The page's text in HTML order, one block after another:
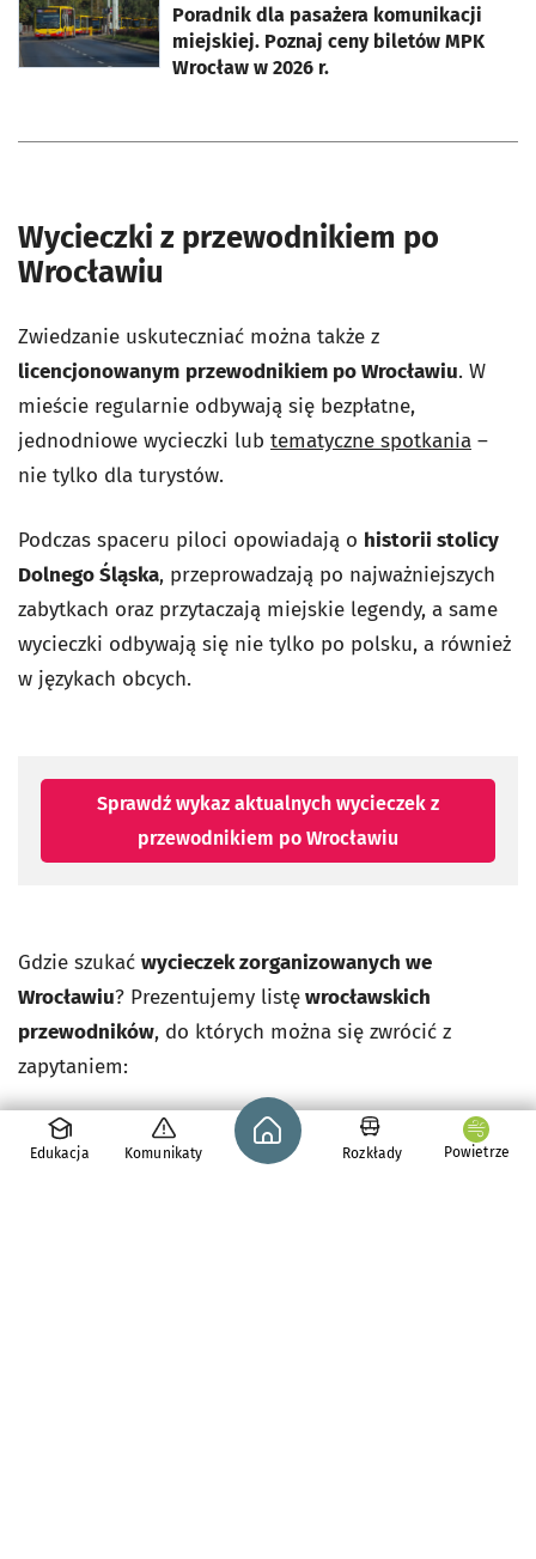
Poradnik dla pasażera komunikacji
miejskiej. Poznaj ceny biletów MPK
Wrocław w 2026 r.
Wycieczki z przewodnikiem po
Wrocławiu
Zwiedzanie uskuteczniać można także z
licencjonowanym przewodnikiem po Wrocławiu. W
mieście regularnie odbywają się bezpłatne,
jednodniowe wycieczki lub tematyczne spotkania –
nie tylko dla turystów.
Podczas spaceru piloci opowiadają o historii stolicy
Dolnego Śląska, przeprowadzają po najważniejszych
zabytkach oraz przytaczają miejskie legendy, a same
wycieczki odbywają się nie tylko po polsku, a również
w językach obcych.
Sprawdź wykaz aktualnych wycieczek z
przewodnikiem po Wrocławiu
Gdzie szukać wycieczek zorganizowanych we
Wrocławiu? Prezentujemy listęwrocławskich
przewodników, do których można się zwrócić z
zapytaniem:
ADALBERTUS Wojciech Zalewski
Aktywni przewodnicy – Stowarzyszenie TUITAM
Edukacja Komunikaty
Strona główna - wroclaw.pl
Rozkłady Powietrze